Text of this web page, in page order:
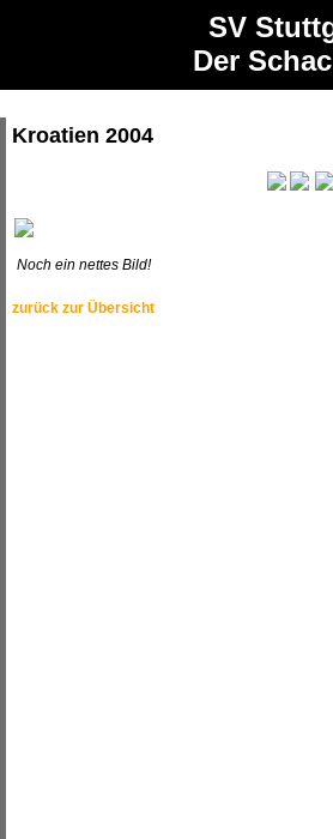
SV
Der
Kroatien 2004
Noch ein nettes Bild!
zurück zur Übersicht